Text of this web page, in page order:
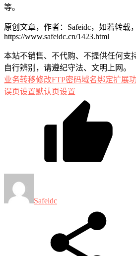
等。
原创文章，作者：Safeidc，如若转载
https://www.safeidc.cn/1423.html
本站不销售、不代购、不提供任何支
自行辨别，请遵纪守法、文明上网。
业务转移修改FTP密码域名绑定扩展
误页设置默认页设置
Safeidc